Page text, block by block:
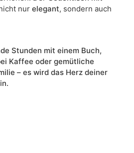
nur elegant, sondern auch
Stunden mit einem Buch,
Kaffee oder gemütliche
– es wird das Herz deiner